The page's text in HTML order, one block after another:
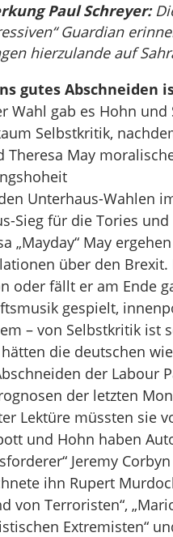
Paul Schreyer:
Guardian
hierzulande auf
gutes Abschneiden
Wahl gab es Hohn
Selbstkritik,
Theresa May
Unterhaus-Wahlen
Sieg für die Tories
„Mayday“ May
über den
oder fällt er am Ende
gespielt,
– von Selbstkritik ist
die deutschen
der Labour
der letzten
Lektüre müssten sie
und Hohn haben
Jeremy
ihn Rupert
von Terroristen“,
Extremisten“